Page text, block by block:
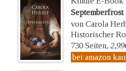
Septemberfrost
von Carola
Historischer
730 Seiten,
bei amazon